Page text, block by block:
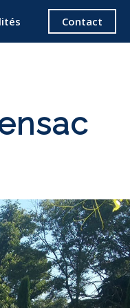
Contact